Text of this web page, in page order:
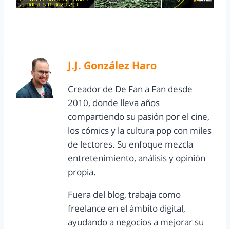
J.J. González Haro
Creador de De Fan a Fan desde
2010, donde lleva años
compartiendo su pasión por el cine,
los cómics y la cultura pop con miles
de lectores. Su enfoque mezcla
entretenimiento, análisis y opinión
propia.
Fuera del blog, trabaja como
freelance en el ámbito digital,
ayudando a negocios a mejorar su